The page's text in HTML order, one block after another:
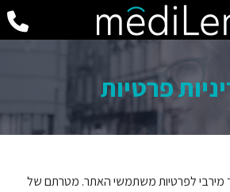
פרטיות
מירבי לפרטיות משתמשי האתר. מטרתם של